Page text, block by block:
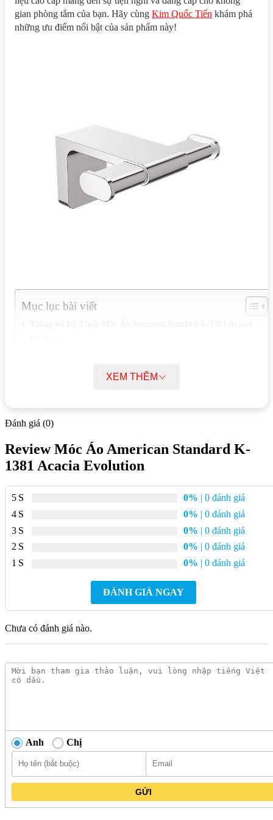
gian phòng tắm của bạn. Hãy cùng Kim Quốc Tiến khám phá
những ưu điểm nổi bật của sản phẩm này!
Mục lục bài viết
Thông Số Kỹ Thuật Móc Áo American Standard K-1381 Acacia
Tính Năng Của Móc Áo American Standard K-1381 Acacia
Thông Số Kỹ Thuật Móc Áo American
Standard K-1381 Acacia Evolution
Chất liệu: Đồng thau
Đặc Điểm Nổi Bật Của Móc Áo American
Thiết kế sang trọng, hiện đại:Móc áo K-1381 sở hữu kiểu
mọi phong cách phòng tắm.
Tiện lợi sử dụng:
treo quần áo, khăn tắm một cách gọn gàng, ngăn nắp.
Lắp đặt dễ dàng:
K-1381 được đi kèm với hướng dẫn lắp
đặt chi tiết, giúp bạn dễ dàng tự thi công tại nhà.
Tính Năng Của Móc Áo American
XEM THÊM
Đánh giá (0)
Review Móc Áo American Standard K-
1381 Acacia Evolution
5 0% | 0 đánh giá
4
0% | 0 đánh giá
3
0% | 0 đánh giá
2
0% | 0 đánh giá
1
0% | 0 đánh giá
ĐÁNH GIÁ NGAY
Chưa có đánh giá nào.
Anh Chị
GỬI